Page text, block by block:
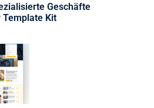
Geschäfte
Template Kit